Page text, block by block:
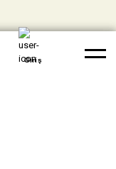
Whatsapp Yardım
Giriş